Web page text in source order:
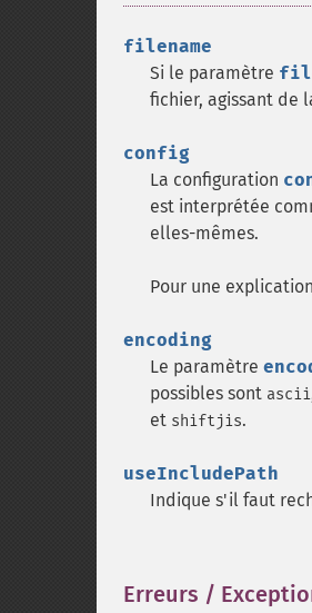
filename
Si le paramètre
fichier, agissant de
config
La configuration
est interprétée
elles-mêmes.
Pour une
encoding
Le paramètre
possibles sont ascii
et shiftjis.
useIncludePath
Indique s'il faut
Erreurs /